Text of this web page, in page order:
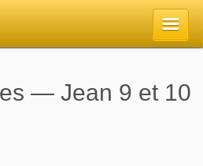
— Jean 9 et 10